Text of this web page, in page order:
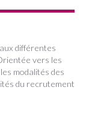
différentes
vers les
modalités des
du recrutement